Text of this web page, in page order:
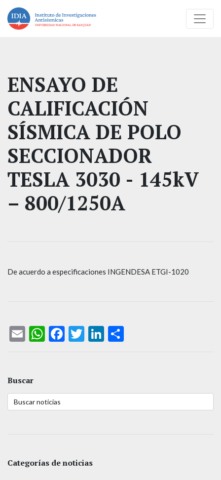
ENSAYO DE
CALIFICACIÓN
SÍSMICA DE POLO
SECCIONADOR
TESLA 3030 - 145kV
– 800/1250A
De acuerdo a especificaciones INGENDESA ETGI-1020
EmailWhatsApp
Facebook
TwitterLinkedIn
Buscar
Categorías de noticias